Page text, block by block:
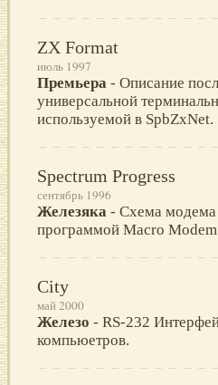
ZX Format
июль 1997
Премьера - Описание
универсальной
используемой в SpbZxNet.
Spectrum Progress
сентябрь 1996
Железяка - Схема модема
программой Macro
City
май 2000
Железо - RS-232
компьюетров.